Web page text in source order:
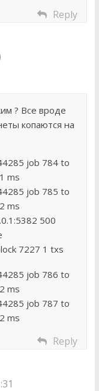
Reply
? Все вроде
копаются на
job 784 to
ms
job 785 to
ms
500
7227 1 txs
job 786 to
ms
job 787 to
ms
Reply